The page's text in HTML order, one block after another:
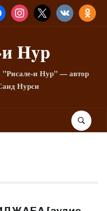
INSTAGRAM
X VKONTAKTE
Hyp
и Нур" — автор
Нурси